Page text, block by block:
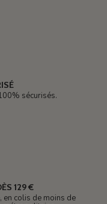
sécurisés.
129 €
en colis de moins de